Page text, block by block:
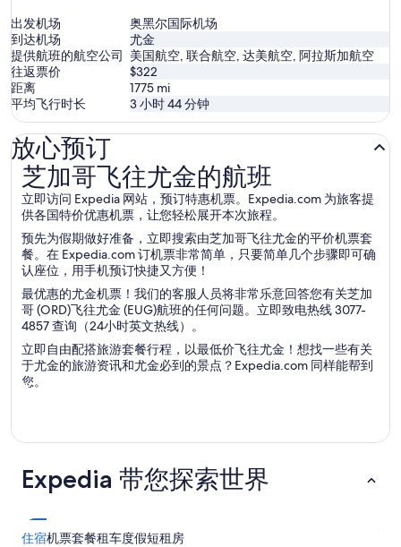
出发机场
奥黑尔国际机场
到达机场
尤金
提供航班的航空公司 美国航空, 联合航空, 达美航空, 阿拉斯加航空
往返票价
$322
距离
1775 mi
平均飞行时长
3 小时 44 分钟
放心预订
芝加哥飞往尤金的航班
立即访问 Expedia 网站，预订特惠机票。Expedia.com 为旅客提
供各国特价优惠机票，让您轻松展开本次旅程。
预先为假期做好准备，立即搜索由芝加哥飞往尤金的平价机票套
餐。在 Expedia.com 订机票非常简单，只要简单几个步骤即可确
认座位，用手机预订快捷又方便！
最优惠的尤金机票！我们的客服人员将非常乐意回答您有关芝加
哥 (ORD)飞往尤金 (EUG)航班的任何问题。立即致电热线 3077-
4857 查询（24小时英文热线）。
立即自由配搭旅游套餐行程，以最低价飞往尤金！想找一些有关
于尤金的旅游资讯和尤金必到的景点？Expedia.com 同样能帮到
您。
芝加哥飞往尤金的航班
Expedia 带您探索世界
住宿机票套餐租车度假短租房